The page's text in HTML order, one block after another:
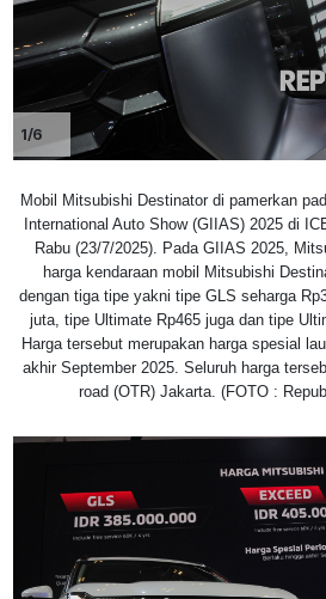
1/6
Mobil Mitsubishi Destinator di pamerkan
International Auto Show (GIIAS) 2025 di
Rabu (23/7/2025). Pada GIIAS 2025,
harga kendaraan mobil Mitsubishi
dengan tiga tipe yakni tipe GLS seharga
juta, tipe Ultimate Rp465 juga dan tipe
Harga tersebut merupakan harga spesial
akhir September 2025. Seluruh harga
road (OTR) Jakarta. (FOTO :